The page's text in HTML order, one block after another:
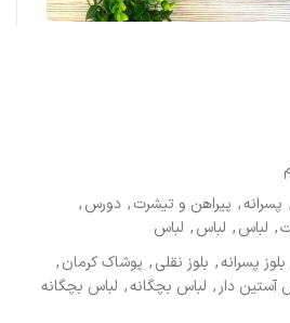
, پسرانه, پیراهن و تیشرت, دورس,
, لباس, لباس, لباس
بلوز پسرانه, بلوز نقلی, پوشاک کرمان,
آستین دار , لباس بچگانه, لباس بچگانه